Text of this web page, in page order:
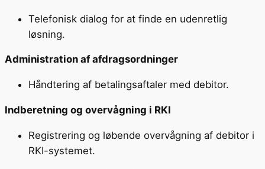
Telefonisk dialog for at finde en udenretlig
løsning.
Administration af afdragsordninger
Håndtering af betalingsaftaler med debitor.
Indberetning og overvågning i RKI
Registrering og løbende overvågning af debitor i
RKI-systemet.